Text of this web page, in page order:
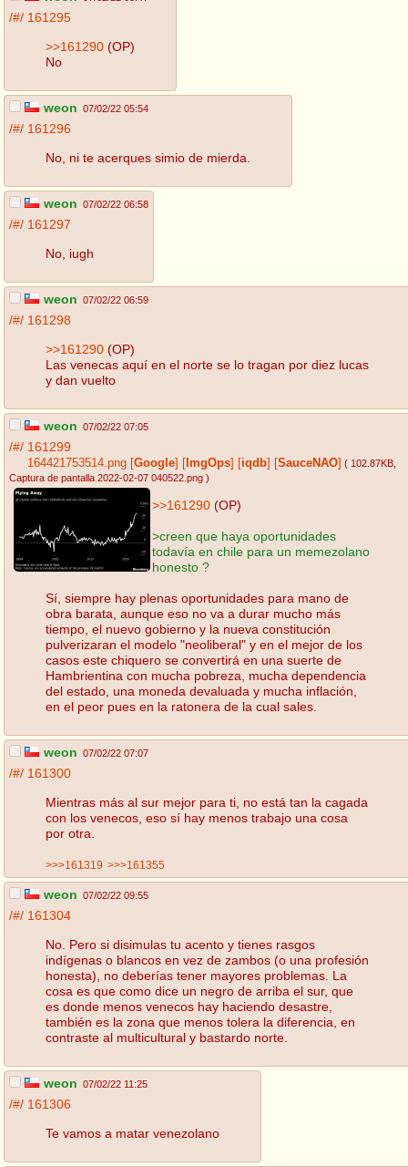
/#/ 161295
>>161290 (OP)
No
weon 07/02/22 05:54
/#/ 161296
No, ni te acerques simio de mierda.
weon 07/02/22 06:58
/#/ 161297
No, iugh
weon 07/02/22 06:59
/#/ 161298
>>161290 (OP)
Las venecas aquí en el norte se lo tragan por diez lucas
y dan vuelto
weon 07/02/22 07:05
/#/ 161299
164421753514.png Google ImgOps iqdb SauceNAO ( 102.87KB
Captura de pantalla 2022-02-07 040522.png )
>>161290 (OP)
>creen que haya oportunidades
todavía en chile para un memezolano
honesto ?
Sí, siempre hay plenas oportunidades para mano de
obra barata, aunque eso no va a durar mucho más
tiempo, el nuevo gobierno y la nueva constitución
pulverizaran el modelo "neoliberal" y en el mejor de los
casos este chiquero se convertirá en una suerte de
Hambrientina con mucha pobreza, mucha dependencia
del estado, una moneda devaluada y mucha inflación,
en el peor pues en la ratonera de la cual sales.
weon 07/02/22 07:07
/#/ 161300
Mientras más al sur mejor para ti, no está tan la cagada
con los venecos, eso sí hay menos trabajo una cosa
por otra.
>>>161319 >>>161355
weon 07/02/22 09:55
/#/ 161304
No. Pero si disimulas tu acento y tienes rasgos
indígenas o blancos en vez de zambos (o una profesión
honesta), no deberías tener mayores problemas. La
cosa es que como dice un negro de arriba el sur, que
es donde menos venecos hay haciendo desastre,
también es la zona que menos tolera la diferencia, en
contraste al multicultural y bastardo norte.
weon 07/02/22 11:25
/#/ 161306
Te vamos a matar venezolano